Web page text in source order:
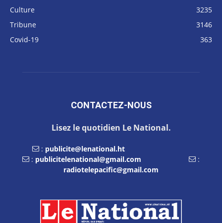
Culture
3235
Tribune
3146
Covid-19
363
CONTACTEZ-NOUS
Lisez le quotidien Le National.
: publicite@lenational.ht
: publicitelenational@gmail.com
:
radiotelepacific@gmail.com